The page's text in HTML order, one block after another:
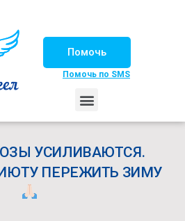
Помочь
Помочь по SMS
УСИЛИВАЮТСЯ.
ПЕРЕЖИТЬ ЗИМУ